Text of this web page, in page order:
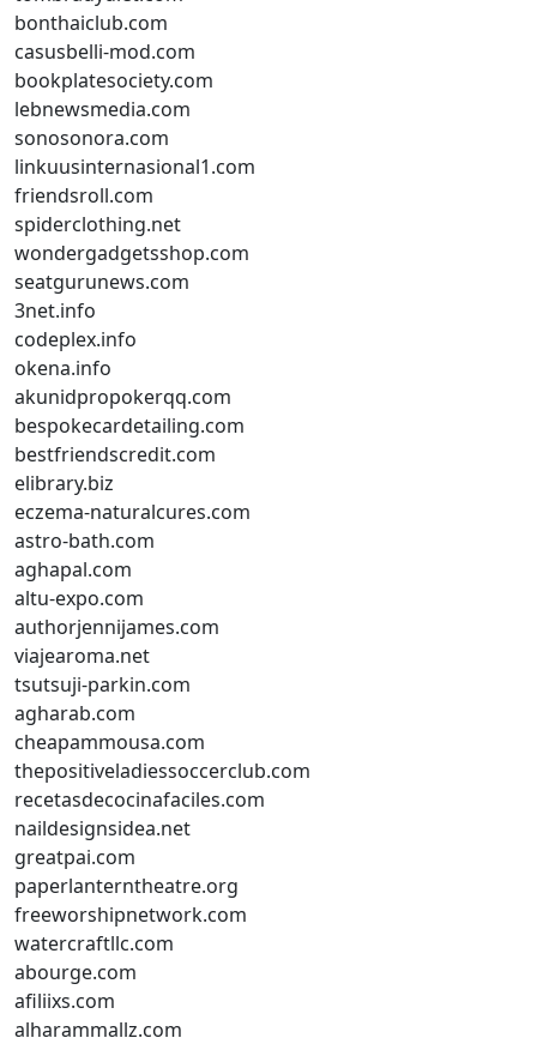
bonthaiclub.com
casusbelli-mod.com
bookplatesociety.com
lebnewsmedia.com
sonosonora.com
linkuusinternasional1.com
friendsroll.com
spiderclothing.net
wondergadgetsshop.com
seatgurunews.com
3net.info
codeplex.info
okena.info
akunidpropokerqq.com
bespokecardetailing.com
bestfriendscredit.com
elibrary.biz
eczema-naturalcures.com
astro-bath.com
aghapal.com
altu-expo.com
authorjennijames.com
viajearoma.net
tsutsuji-parkin.com
agharab.com
cheapammousa.com
thepositiveladiessoccerclub.com
recetasdecocinafaciles.com
naildesignsidea.net
greatpai.com
paperlanterntheatre.org
freeworshipnetwork.com
watercraftllc.com
abourge.com
afiliixs.com
alharammallz.com